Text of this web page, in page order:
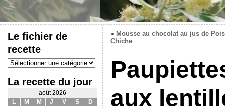
Le fichier de
recette
Le
fichier
recette
La recette du jour
août 2026
L
M M J V S
D
« Mousse au chocolat au jus de Pois
Chiche
aux